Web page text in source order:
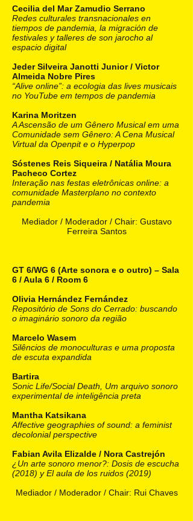
Cecilia del Mar Zamudio Serrano
Redes culturales transnacionales en
tiempos de pandemia, la migración de
festivales y talleres de son jarocho al
espacio digital
Jeder Silveira Janotti Junior / Victor
Almeida Nobre Pires
“Alive online”: a ecologia das lives musicais
no YouTube em tempos de pandemia
Karina Moritzen
A Ascensão de um Gênero Musical em uma
Comunidade sem Gênero: A Cena Musical
Virtual da Openpit e o Hyperpop
Sóstenes Reis Siqueira / Natália Moura
Pacheco Cortez
Interação nas festas eletrônicas online: a
comunidade Masterplano no contexto
pandemia
Mediador / Moderador / Chair: Gustavo
Ferreira Santos
GT 6/WG 6 (Arte sonora e o outro) – Sala
6 / Aula 6 / Room 6
Olivia Hernández Fernández
Repositório de Sons do Cerrado: buscando
o imaginário sonoro da região
Marcelo Wasem
Silêncios de monoculturas e uma proposta
de escuta expandida
Bartira
Sonic Life/Social Death, Um arquivo sonoro
experimental de inteligência preta
Mantha Katsikana
Affective geographies of sound: a feminist
decolonial perspective
Fabian Avila Elizalde / Nora Castrejón
¿Un arte sonoro menor?: Dosis de escucha
(2018) y El aula de los ruidos (2019)
Mediador / Moderador / Chair: Rui Chaves